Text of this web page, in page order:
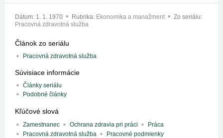
Dátum: 1. 1. 1970 Rubrika: Ekonomika a manažment
Zo seriálu:
Pracovná zdravotná služba
Článok zo seriálu
Pracovná zdravotná služba
Súvisiace informácie
Články seriálu
Podobné články
Kľúčové slová
Zamestnanec Ochrana zdravia pri práci
Práca
Pracovná zdravotná služba
Pracovné podmienky